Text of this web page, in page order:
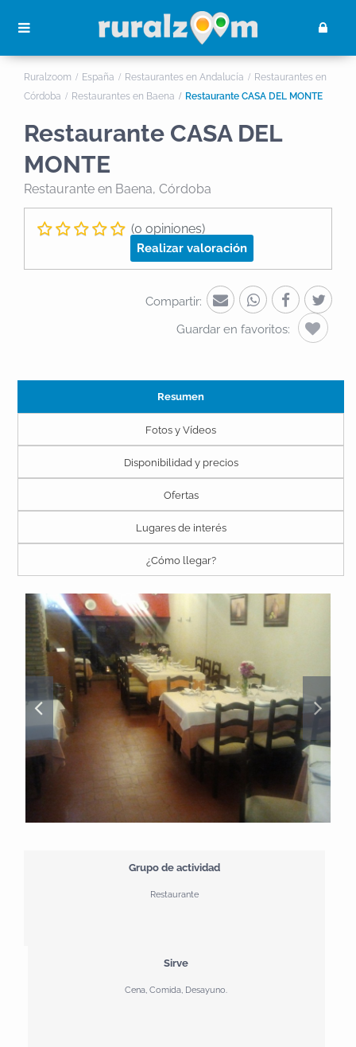
Ruralzoom España Restaurantes en Andalucía
Restaurantes en
Córdoba
Restaurantes en Baena Restaurante CASA DEL MONTE
Restaurante CASA DEL
MONTE
Restaurante en Baena, Córdoba
(0 opiniones)
Realizar valoración
Compartir:
Guardar en favoritos:
Resumen
Fotos y Vídeos
Disponibilidad y precios
Ofertas
Lugares de interés
¿Cómo llegar?
Grupo de actividad
Restaurante
Sirve
Cena, Comida, Desayuno.